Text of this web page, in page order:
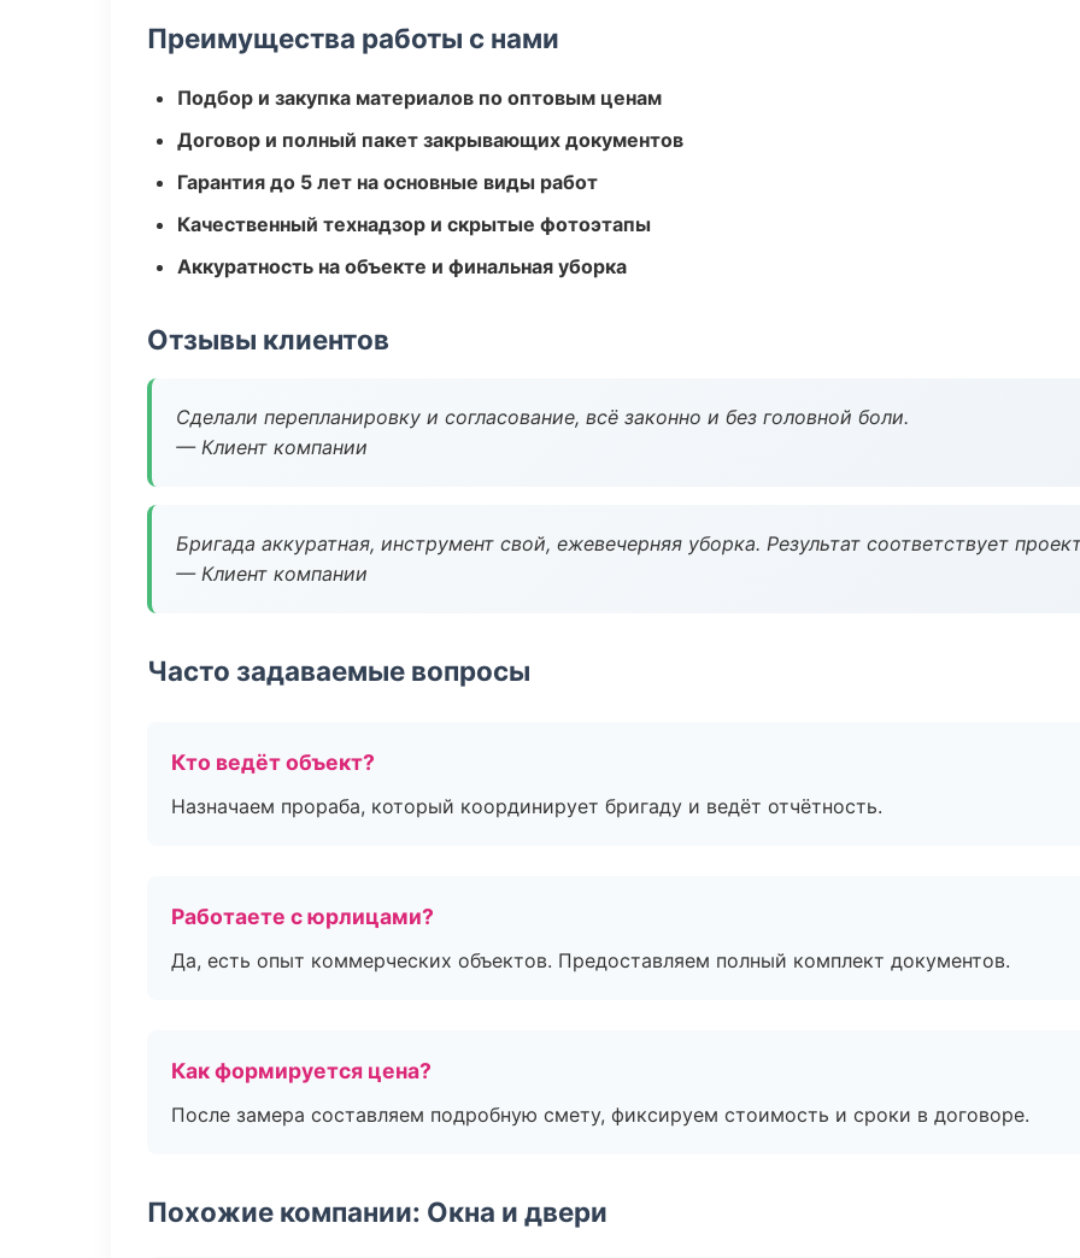
Преимущества работы с нами
Подбор и закупка материалов по оптовым ценам
Договор и полный пакет закрывающих документов
Гарантия до 5 лет на основные виды работ
Качественный технадзор и скрытые фотоэтапы
Аккуратность на объекте и финальная уборка
Отзывы клиентов
Сделали перепланировку и согласование, всё законно и без головной боли.
— Клиент компании
Бригада аккуратная, инструмент свой, ежевечерняя уборка. Результат соответствует
— Клиент компании
Часто задаваемые вопросы
Кто ведёт объект?
Назначаем прораба, который координирует бригаду и ведёт отчётность.
Работаете с юрлицами?
Да, есть опыт коммерческих объектов. Предоставляем полный комплект документов.
Как формируется цена?
После замера составляем подробную смету, фиксируем стоимость и сроки в договоре.
Похожие компании: Окна и двери